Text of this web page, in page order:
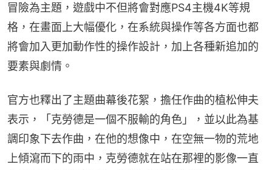
冒險為主題，遊戲中不但將會對應PS4主機4K等規
格，在畫面上大幅優化，在系統與操作等各方面也都
將會加入更加動作性的操作設計，加上各種新追加的
要素與劇情。
官方也釋出了主題曲幕後花絮，擔任作曲的植松伸夫
表示，「克勞德是一個不服輸的角色」，並以此為基
調印象下去作曲，在他的想像中，在空無一物的荒地
上傾瀉而下的雨中，克勞德就在站在那裡的影像一直